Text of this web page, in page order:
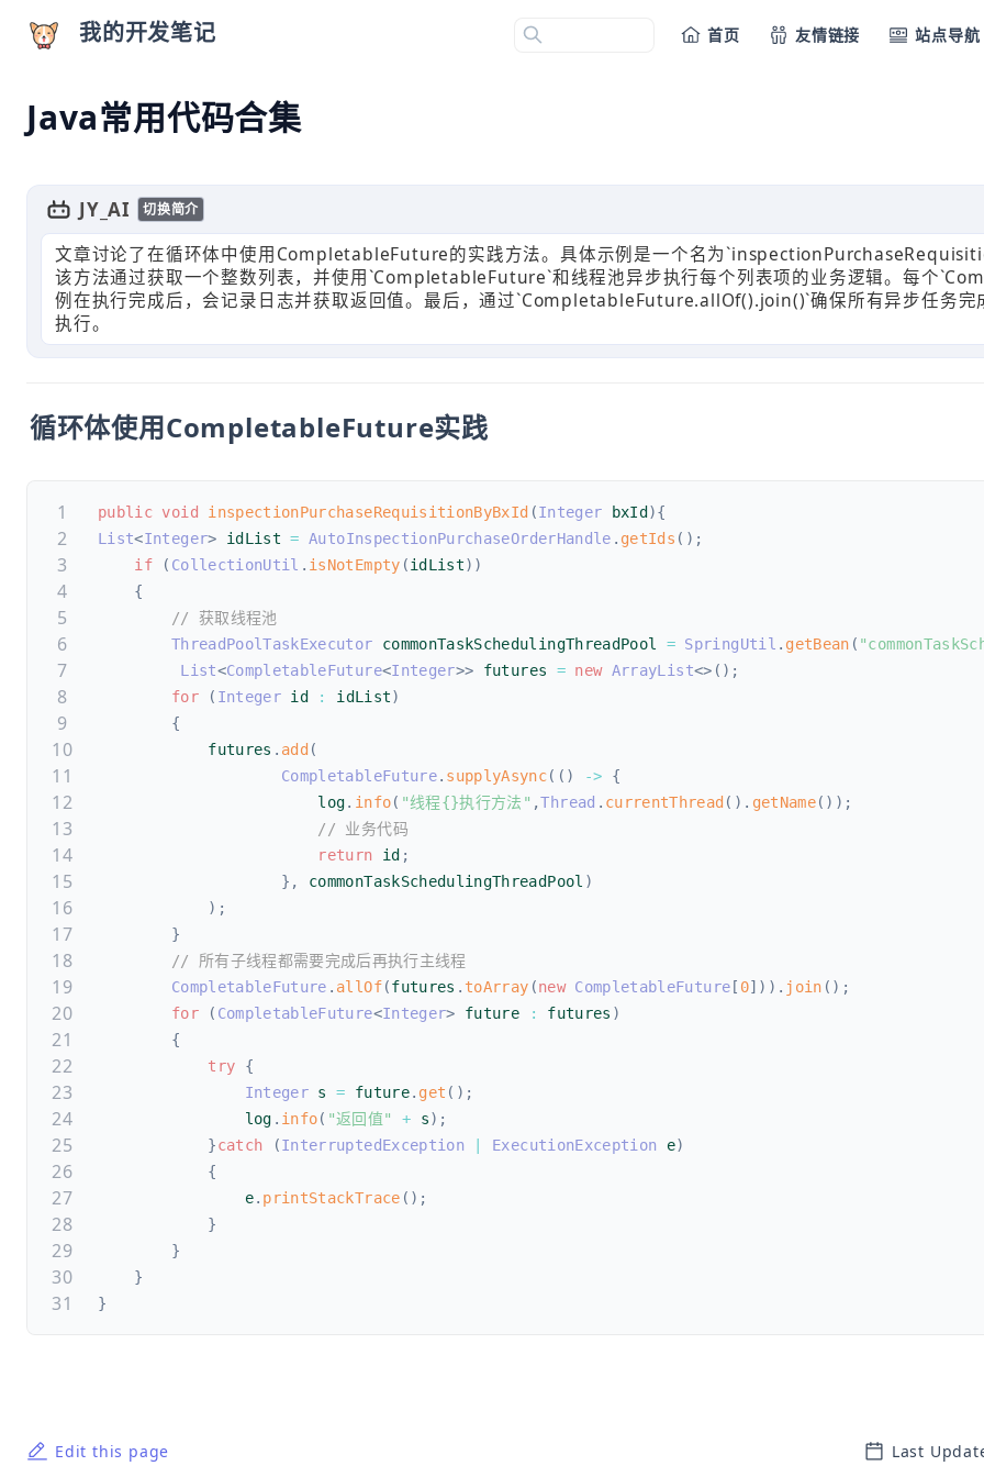
我的开发笔记 首页 友情链接 站点导航
Java常用代码合集
JY_AI 切换简介
文章讨论了在循环体中使用CompletableFuture的实践方法。具体示例是一个名为
该方法通过获取一个整数列表，并使用`CompletableFuture`和线程池异步执行每个列表项的业务逻辑。每个
例在执行完成后，会记录日志并获取返回值。最后，通过`CompletableFuture.allOf().join()`确保所有异步任务完
执行。
循环体使用CompletableFuture实践
public void inspectionPurchaseRequisitionByBxId (Integer bxId ){
List<Integer> idList = AutoInspectionPurchaseOrderHandle . getIds ( ) ;
if
( CollectionUtil . isNotEmpty (idList) )
{
// 获取线程池
ThreadPoolTaskExecutor commonTaskSchedulingThreadPool = SpringUtil . getBean (
List<CompletableFuture<Integer>> futures = new ArrayList<> ( ) ;
for
( Integer id : idList)
{
            futures
. add (
CompletableFuture. supplyAsync( ( ) ->
{
                        log
. info( "线程{}执行方法" ,Thread . currentThread ( ) . getName( ) ) ;
// 业务代码
return id ;
} , commonTaskSchedulingThreadPool )
) ;
}
// 所有子线程都需要完成后再执行主线程
CompletableFuture . allOf(futures . toArray (new CompletableFuture [ 0] ) ) . join ( ) ;
for
( CompletableFuture<Integer> future : futures )
{
try
{
Integer s = future. get ( ) ;
                log
. info( "返回值" + s) ;
}catch (InterruptedException ExecutionException e)
{
                e
. printStackTrace ( ) ;
}
}
}
}
Edit this page Last